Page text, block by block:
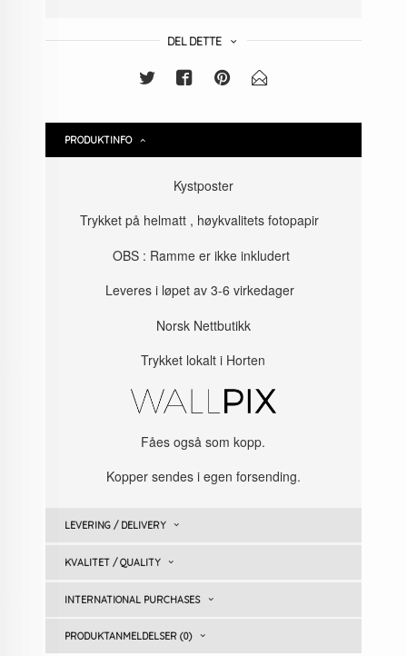
DEL DETTE
PRODUKTINFO
Kystposter
Trykket på helmatt , høykvalitets fotopapir
OBS : Ramme er ikke inkludert
Leveres i løpet av 3-6 virkedager
Norsk Nettbutikk
Trykket lokalt i Horten
Fåes også som kopp.
Kopper sendes i egen forsending.
LEVERING / DELIVERY
KVALITET / QUALITY
INTERNATIONAL PURCHASES
PRODUKTANMELDELSER (0)